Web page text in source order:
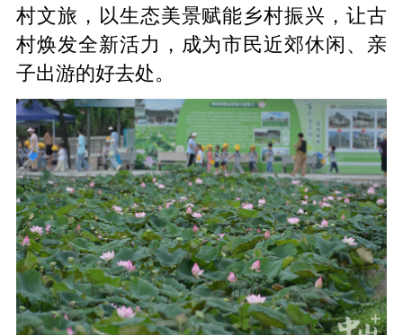
村文旅，以生态美景赋能乡村振兴，让古
村焕发全新活力，成为市民近郊休闲、亲
子出游的好去处。